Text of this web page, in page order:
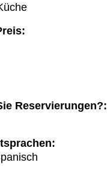
Reservierungen?: